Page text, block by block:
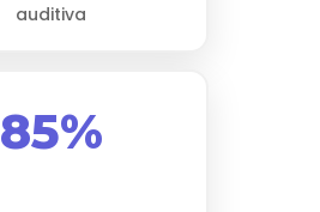
auditiva
85%